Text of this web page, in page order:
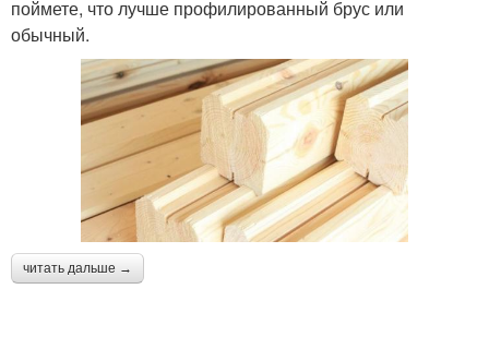
поймете, что лучше профилированный брус или
обычный.
читать дальше →